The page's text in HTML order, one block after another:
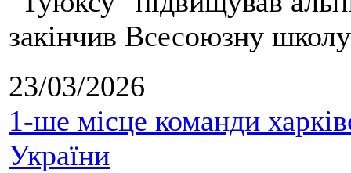
закінчив Всесоюзну
23/03/2026
1-ше місце команди
України